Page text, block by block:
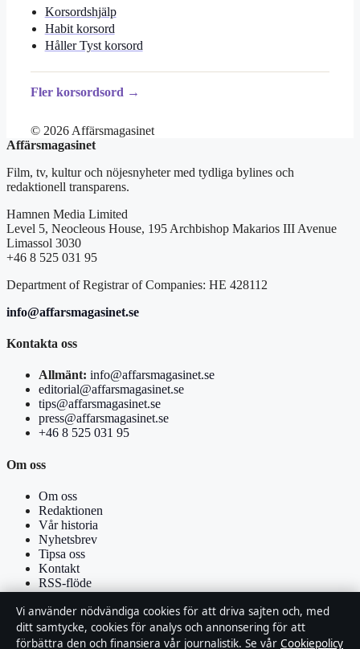
Korsordshjälp
Habit korsord
Håller Tyst korsord
Fler korsordsord →
© 2026 Affärsmagasinet
Affärsmagasinet
Film, tv, kultur och nöjesnyheter med tydliga bylines och
redaktionell transparens.
Hamnen Media Limited
Level 5, Neocleous House, 195 Archbishop Makarios III Avenue
Limassol 3030
+46 8 525 031 95
Department of Registrar of Companies: HE 428112
info@affarsmagasinet.se
Kontakta oss
Allmänt: info@affarsmagasinet.se
editorial@affarsmagasinet.se
tips@affarsmagasinet.se
press@affarsmagasinet.se
+46 8 525 031 95
Om oss
Om oss
Redaktionen
Vår historia
Nyhetsbrev
Tipsa oss
Kontakt
RSS-flöde
Förtroende & standarder
Källor & standarder
Vi använder nödvändiga cookies för att driva sajten och, med
ditt samtycke, cookies för analys och annonsering för att
förbättra den och finansiera vår journalistik. Se vår Cookiepolicy